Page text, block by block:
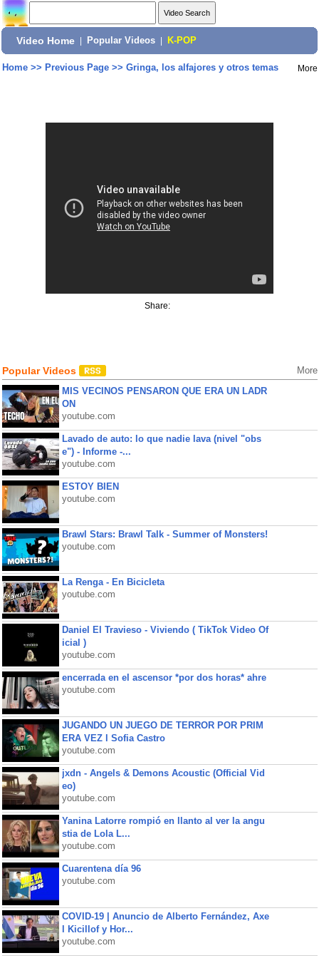
Video Home Popular Videos K-POP
Home>> Previous Page>> Gringa, los alfajores y otros temas More
Share:
Popular Videos More
MIS VECINOS PENSARON QUE ERA UN LADR
ON
youtube.com
Lavado de auto: lo que nadie lava (nivel "obs
e") - Informe -...
youtube.com
ESTOY BIEN
youtube.com
Brawl Stars: Brawl Talk - Summer of Monsters!
youtube.com
La Renga - En Bicicleta
youtube.com
Daniel El Travieso - Viviendo ( TikTok Video Of
icial )
youtube.com
encerrada en el ascensor *por dos horas* ahre
youtube.com
JUGANDO UN JUEGO DE TERROR POR PRIM
ERA VEZ l Sofia Castro
youtube.com
jxdn - Angels & Demons Acoustic (Official Vid
eo)
youtube.com
Yanina Latorre rompió en llanto al ver la angu
stia de Lola L...
youtube.com
Cuarentena día 96
youtube.com
COVID-19 | Anuncio de Alberto Fernández, Axe
l Kicillof y Hor...
youtube.com